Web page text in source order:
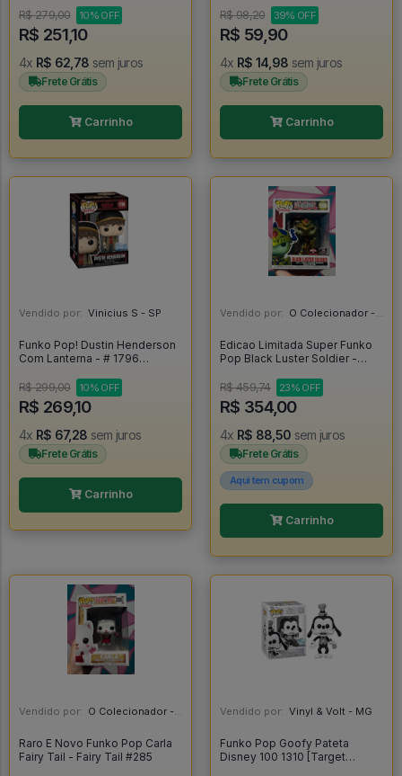
R$ 279,00 10% OFF
R$ 251,10
4x R$ 62,78 sem juros
Frete Grátis
Carrinho
R$ 98,20 39% OFF
R$ 59,90
4x R$ 14,98 sem juros
Frete Grátis
Carrinho
Vendido por: Vinicius S - SP
Funko Pop! Dustin Henderson
Com Lanterna - # 1796
Things #1
R$ 299,00 10% OFF
R$ 269,10
4x R$ 67,28 sem juros
Frete Grátis
Carrinho
Vendido por: O Colecionador - SP
Edicao Limitada Super Funko
Pop Black Luster Soldier -
R$ 459,74
23% OFF
R$ 354,00
4x R$ 88,50 sem juros
Frete Grátis
Aqui tem cupom
Carrinho
Vendido por: O Colecionador - SP
Raro E Novo Funko Pop Carla
Fairy Tail - Fairy Tail #285
Vendido por: Vinyl & Volt - MG
Funko Pop Goofy Pateta
Disney 100 1310 [Target